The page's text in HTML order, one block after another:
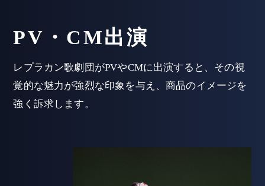
PV・CM出演
レプラカン歌劇団がPVやCMに出演すると、その視
覚的な魅力が強烈な印象を与え、商品のイメージを
強く訴求します。